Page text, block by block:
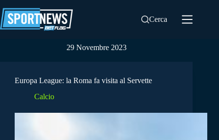
al
contenuto
Cerca
29 Novembre 2023
Europa League: la Roma fa visita al Servette
Calcio